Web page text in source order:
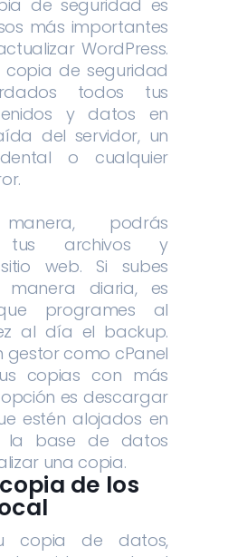
de seguridad es
más importantes
WordPress.
de seguridad
todos tus
y datos en
del servidor, un
o cualquier
podrás
tus archivos y
web. Si subes
manera diaria, es
programes al
al día el backup.
gestor como cPanel
copias con más
es descargar
estén alojados en
la base de datos
una copia.
de los
copia de datos,